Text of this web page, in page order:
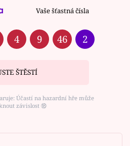
Vaše šťastná čísla
4 9 46 2
ŠTĚSTÍ
Účastí na hazardní hře může
závislost ⑱